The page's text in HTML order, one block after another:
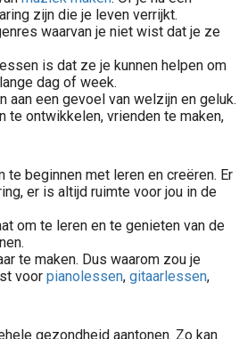
zijn die je leven verrijkt.
waarvan je niet wist dat je ze
is dat ze je kunnen helpen om
dag of week.
aan een gevoel van welzijn en geluk.
te ontwikkelen, vrienden te maken,
beginnen met leren en creëren. Er
er is altijd ruimte voor jou in de
om te leren en te genieten van de
te maken. Dus waarom zou je
voor pianolessen, gitaarlessen,
gezondheid aantonen. Zo kan